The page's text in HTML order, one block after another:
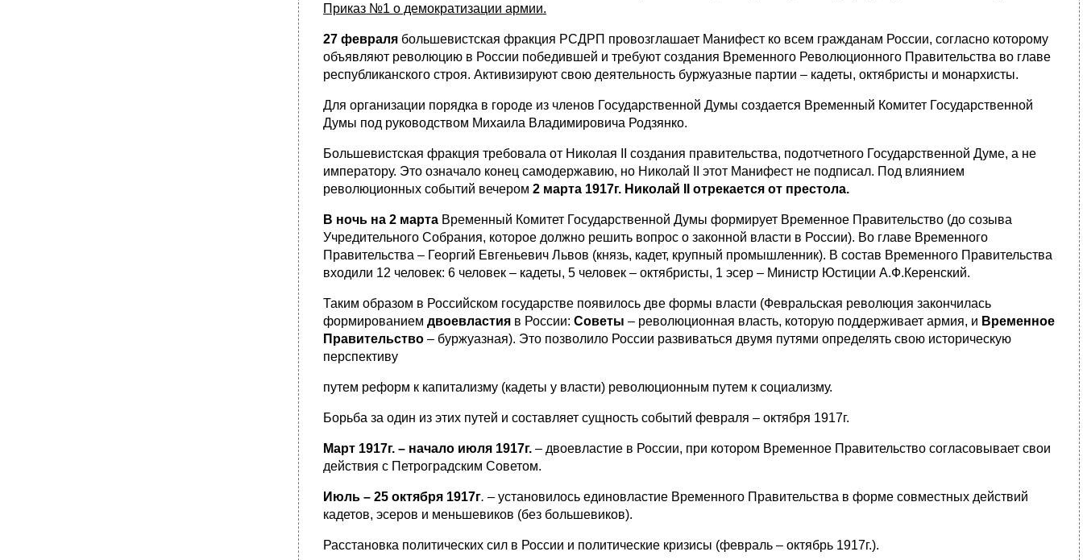
Приказ №1 о демократизации армии.
27 февраля большевистская фракция РСДРП провозглашает Манифест ко всем гражданам России, согласно которому
объявляют революцию в России победившей и требуют создания Временного Революционного Правительства во главе
республиканского строя. Активизируют свою деятельность буржуазные партии – кадеты, октябристы и монархисты.
Для организации порядка в городе из членов Государственной Думы создается Временный Комитет Государственной
Думы под руководством Михаила Владимировича Родзянко.
Большевистская фракция требовала от Николая II создания правительства, подотчетного Государственной Думе, а не
императору. Это означало конец самодержавию, но Николай II этот Манифест не подписал. Под влиянием
революционных событий вечером 2 марта 1917г. Николай отрекается от престола.
В ночь на 2 марта Временный Комитет Государственной Думы формирует Временное Правительство (до созыва
Учредительного Собрания, которое должно решить вопрос о законной власти в России). Во главе Временного
Правительства – Георгий Евгеньевич Львов (князь, кадет, крупный промышленник). В состав Временного Правительства
входили 12 человек: 6 человек – кадеты, 5 человек – октябристы, 1 эсер – Министр Юстиции А.Ф.Керенский.
Таким образом в Российском государстве появилось две формы власти (Февральская революция закончилась
формированием двоевластия в России: Советы – революционная власть, которую поддерживает армия, и Временное
Правительство – буржуазная). Это позволило России развиваться двумя путями определять свою историческую
перспективу
путем реформ к капитализму (кадеты у власти) революционным путем к социализму.
Борьба за один из этих путей и составляет сущность событий февраля – октября 1917г.
Март 1917г. – начало июля 1917г. – двоевластие в России, при котором Временное Правительство согласовывает свои
действия с Петроградским Советом.
Июль – 25 октября 1917г. – установилось единовластие Временного Правительства в форме совместных действий
кадетов, эсеров и меньшевиков (без большевиков).
Расстановка политических сил в России и политические кризисы (февраль – октябрь 1917г.).